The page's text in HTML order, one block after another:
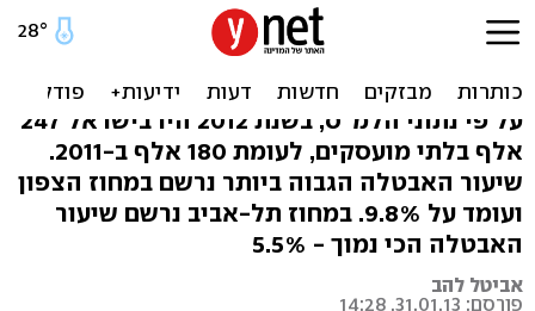
סיכום 2012: שיעור האבטלה
על פי נתוני הלמ"ס, בשנת 2012 היו בישראל 247
אלף בלתי מועסקים, לעומת 180 אלף ב-2011.
שיעור האבטלה הגבוה ביותר נרשם במחוז הצפון
ועומד על 9.8%. במחוז תל-אביב נרשם שיעור
האבטלה הכי נמוך - 5.5%
אביטל להב
פורסם: 31.01.13, 14:28